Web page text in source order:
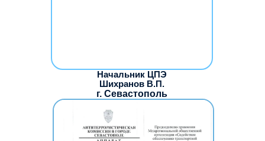
Начальник ЦПЭ
Шихранов В.П.
г. Севастополь